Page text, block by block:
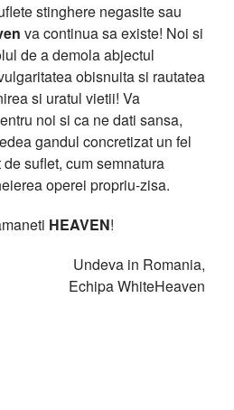
stinghere negasite sau
va continua sa existe! Noi si
de a demola abjectul
obisnuita si rautatea
si uratul vietii! Va
noi si ca ne dati sansa,
gandul concretizat un fel
suflet, cum semnatura
operei propriu-zisa.
HEAVEN!
Undeva in Romania,
Echipa WhiteHeaven